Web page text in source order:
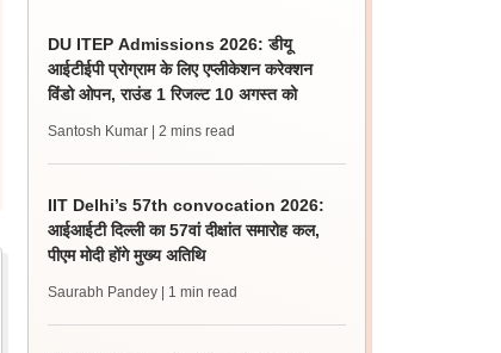
DU ITEP Admissions 2026: डीयू
आईटीईपी प्रोग्राम के लिए एप्लीकेशन करेक्शन
विंडो ओपन, राउंड 1 रिजल्ट 10 अगस्त को
Santosh Kumar | 2 mins read
IIT Delhi’s 57th convocation 2026:
आईआईटी दिल्ली का 57वां दीक्षांत समारोह कल,
पीएम मोदी होंगे मुख्य अतिथि
Saurabh Pandey | 1 min read